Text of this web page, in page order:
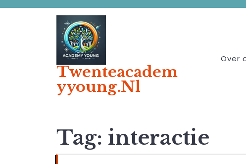
Twenteacadem
Yyoung.nl
Over
Tag: interactie